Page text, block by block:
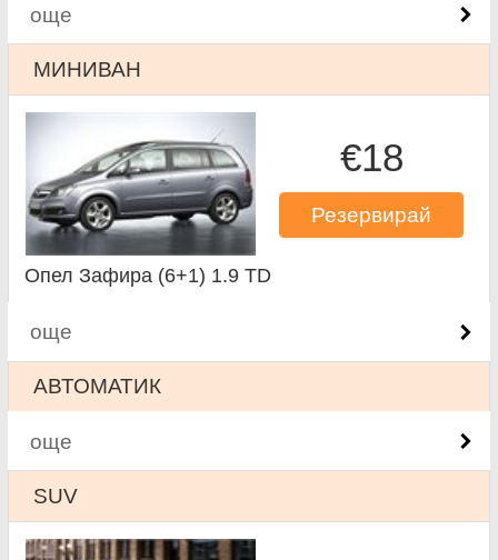
още
МИНИВАН
€18
Резервирай
Опел Зафира (6+1) 1.9 TD
още
АВТОМАТИК
още
SUV